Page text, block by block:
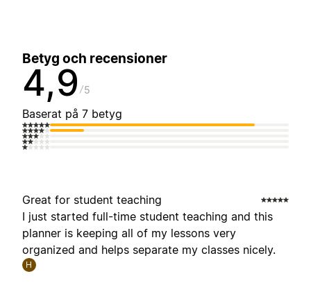
Betyg och recensioner
4,9 5
Baserat på 7 betyg
Great for student teaching
I just started full-time student teaching and this
planner is keeping all of my lessons very
organized and helps separate my classes nicely.
H